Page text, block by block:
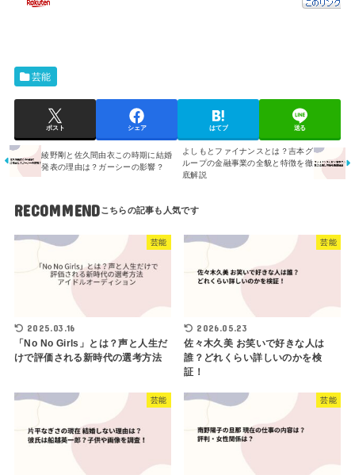
芸能
ポスト シェア はてブ 送る
綾野剛と佐久間由衣この時期に結婚
発表の理由は？ガーシーの影響？
よしもとファイナンスとは？吉本グ
ループの金融事業の全貌と特徴を徹
底解説
RECOMMEND
芸能
2025.03.16
「No No Girls」とは？声と人生だ
けで評価される新時代の選考方法
芸能
2026.05.23
佐々木久美 お笑いで好きな人は
誰？どれくらい詳しいのかを検
証！
芸能 芸能